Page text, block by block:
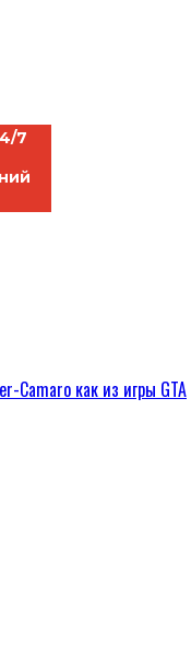
7
Camaro как из игры GTA